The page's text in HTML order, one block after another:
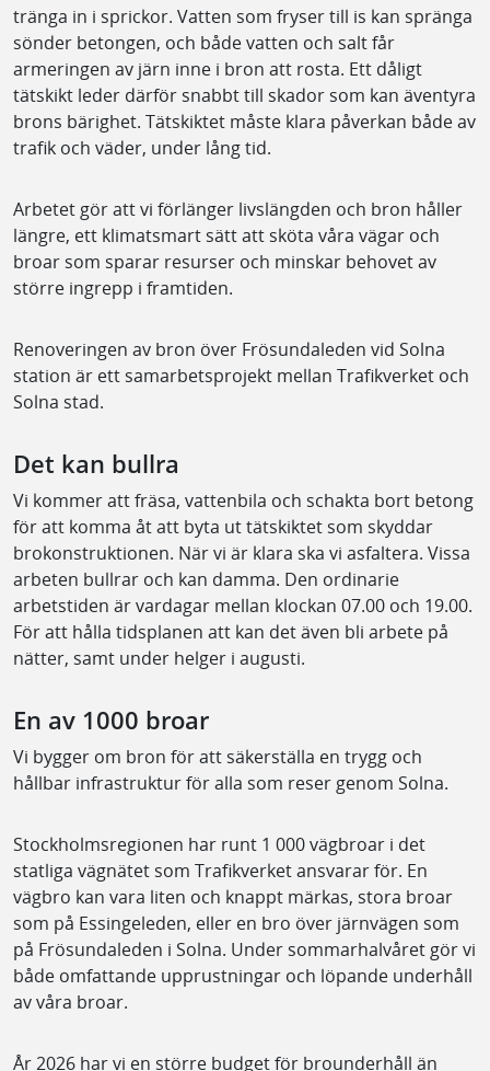
tränga in i sprickor. Vatten som fryser till is kan spränga
sönder betongen, och både vatten och salt får
armeringen av järn inne i bron att rosta. Ett dåligt
tätskikt leder därför snabbt till skador som kan äventyra
brons bärighet. Tätskiktet måste klara påverkan både av
trafik och väder, under lång tid.
Arbetet gör att vi förlänger livslängden och bron håller
längre, ett klimatsmart sätt att sköta våra vägar och
broar som sparar resurser och minskar behovet av
större ingrepp i framtiden.
Renoveringen av bron över Frösundaleden vid Solna
station är ett samarbetsprojekt mellan Trafikverket och
Solna stad.
Det kan bullra
Vi kommer att fräsa, vattenbila och schakta bort betong
för att komma åt att byta ut tätskiktet som skyddar
brokonstruktionen. När vi är klara ska vi asfaltera. Vissa
arbeten bullrar och kan damma. Den ordinarie
arbetstiden är vardagar mellan klockan 07.00 och 19.00.
För att hålla tidsplanen att kan det även bli arbete på
nätter, samt under helger i augusti.
En av 1000 broar
Vi bygger om bron för att säkerställa en trygg och
hållbar infrastruktur för alla som reser genom Solna.
Stockholmsregionen har runt 1 000 vägbroar i det
statliga vägnätet som Trafikverket ansvarar för. En
vägbro kan vara liten och knappt märkas, stora broar
som på Essingeleden, eller en bro över järnvägen som
på Frösundaleden i Solna. Under sommarhalvåret gör vi
både omfattande upprustningar och löpande underhåll
av våra broar.
År 2026 har vi en större budget för brounderhåll än